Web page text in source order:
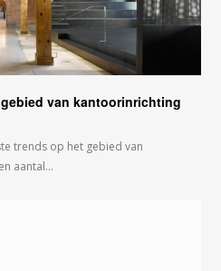
van kantoorinrichting
trends op het gebied van
aantal…